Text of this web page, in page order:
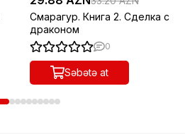
Смарагур. Книга 2. Сделка с
драконом
0
Səbətə at